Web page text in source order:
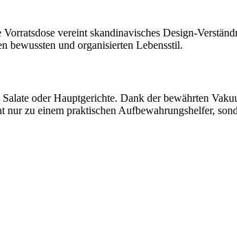
vereint skandinavisches Design-
bewussten und organisierten Lebensstil.
oder Hauptgerichte. Dank der bewährten
zu einem praktischen Aufbewahrungshelfer,